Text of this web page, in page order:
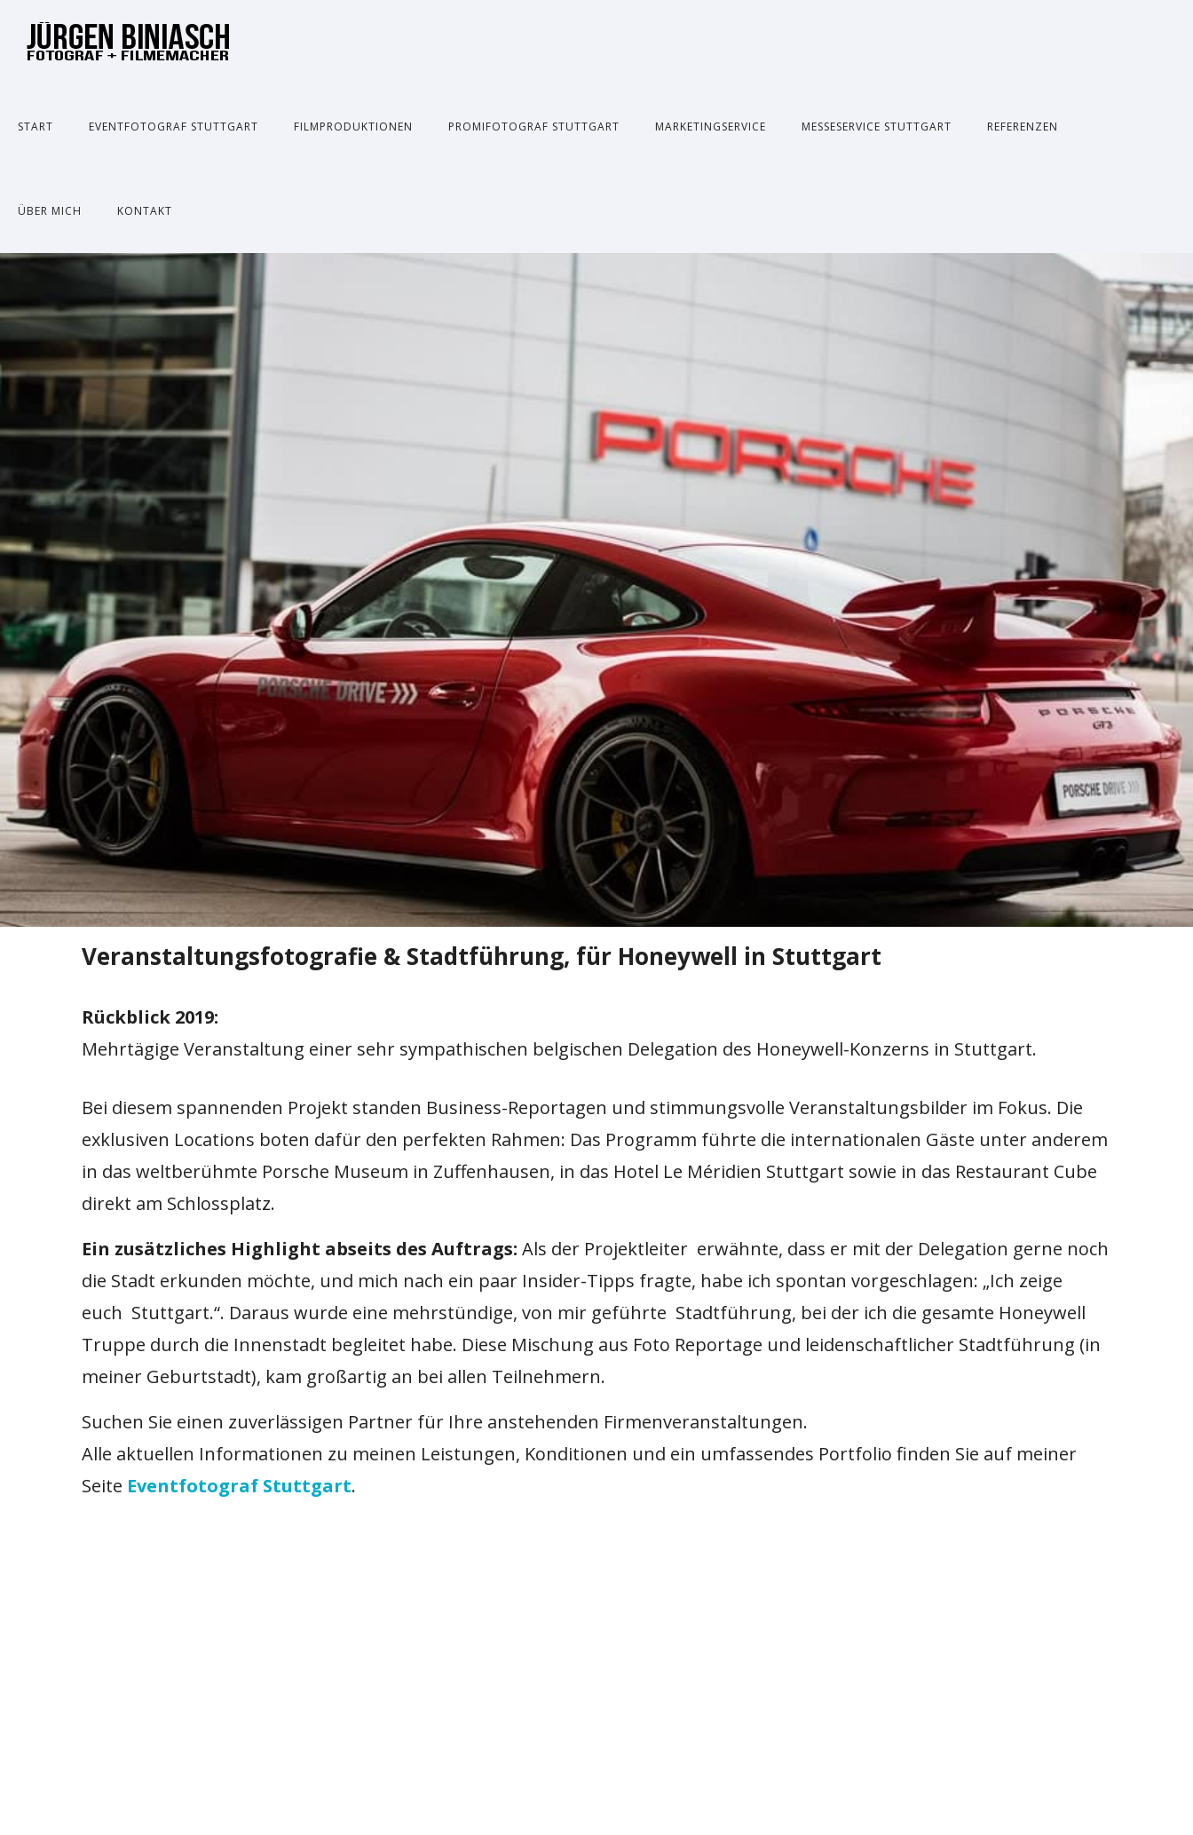
START EVENTFOTOGRAF STUTTGART FILMPRODUKTIONEN PROMIFOTOGRAF STUTTGART MARKETINGSERVICE MESSESERVICE STUTTGART REFERENZEN
ÜBER MICH KONTAKT
Veranstaltungsfotografie & Stadtführung, für Honeywell in Stuttgart
Rückblick 2019:
Mehrtägige Veranstaltung einer sehr sympathischen belgischen Delegation des Honeywell-Konzerns in Stuttgart.
Bei diesem spannenden Projekt standen Business-Reportagen und stimmungsvolle Veranstaltungsbilder im Fokus. Die
exklusiven Locations boten dafür den perfekten Rahmen: Das Programm führte die internationalen Gäste unter anderem
in das weltberühmte Porsche Museum in Zuffenhausen, in das Hotel Le Méridien Stuttgart sowie in das Restaurant Cube
direkt am Schlossplatz.
Ein zusätzliches Highlight abseits des Auftrags: Als der Projektleiter erwähnte, dass er mit der Delegation gerne noch
die Stadt erkunden möchte, und mich nach ein paar Insider-Tipps fragte, habe ich spontan vorgeschlagen: „Ich zeige
euch Stuttgart.“. Daraus wurde eine mehrstündige, von mir geführte Stadtführung, bei der ich die gesamte Honeywell
Truppe durch die Innenstadt begleitet habe. Diese Mischung aus Foto Reportage und leidenschaftlicher Stadtführung (in
meiner Geburtstadt), kam großartig an bei allen Teilnehmern.
Suchen Sie einen zuverlässigen Partner für Ihre anstehenden Firmenveranstaltungen.
Alle aktuellen Informationen zu meinen Leistungen, Konditionen und ein umfassendes Portfolio finden Sie auf meiner
Seite Eventfotograf Stuttgart.